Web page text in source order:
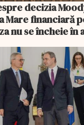
decizia
Mare financiară
nu se încheie în